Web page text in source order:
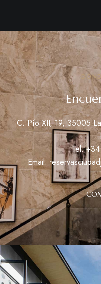
C. Pío XII, 19, 35005
Tel:
Email: